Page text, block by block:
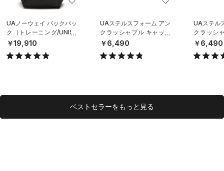
UAノーウェイ バックパッ
ク（トレーニング/UNISE
X）
￥19,910
UAステルスフォーム アン
クラッシャブル キャップ
（ライフスタイル/UNISE
￥6,490
UAステル
クラッシ
（ライフ
￥6,490
ベストセラーをもっと見る